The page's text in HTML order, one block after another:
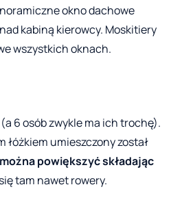
okno dachowe
kabiną kierowcy. Moskitiery
wszystkich oknach.
6 osób zwykle ma ich trochę).
łóżkiem umieszczony został
można powiększyć składając
tam nawet rowery.